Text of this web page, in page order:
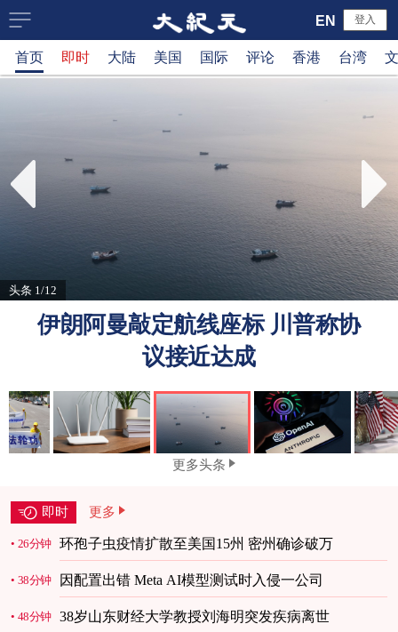
大
纪
新
闻
网
登入
EN
首页 即时 大陆 美国 国际 评论 香港 台湾
头条 1/12
伊朗阿曼敲定航线座标 川普称协
议接近达成
更多头条
即时 更多
26分钟 环孢子虫疫情扩散至美国15州 密州确诊破万
38分钟 因配置出错 Meta AI模型测试时入侵一公司
48分钟 38岁山东财经大学教授刘海明突发疾病离世